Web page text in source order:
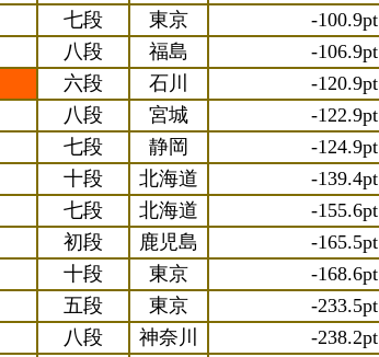
七段 東京
-100.9pt
八段 福島
-106.9pt
六段 石川
-120.9pt
八段 宮城
-122.9pt
七段 静岡
-124.9pt
十段 北海道
-139.4pt
七段 北海道
-155.6pt
初段 鹿児島
-165.5pt
十段 東京
-168.6pt
五段 東京
-233.5pt
八段 神奈川
-238.2pt